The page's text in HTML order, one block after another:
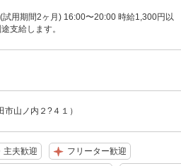
用期間2ヶ月) 16:00〜20:00 時給1,300円以
支給します。
山ノ内２?４１）
主夫歓迎 フリーター歓迎